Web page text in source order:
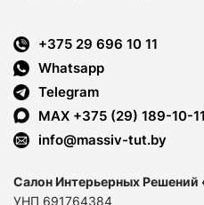
+375 29 696 10 11
Whatsapp
Telegram
MAX +375 (29) 189-10-11
info@massiv-tut.by
Салон Интерьерных Решений
УНП 691764384